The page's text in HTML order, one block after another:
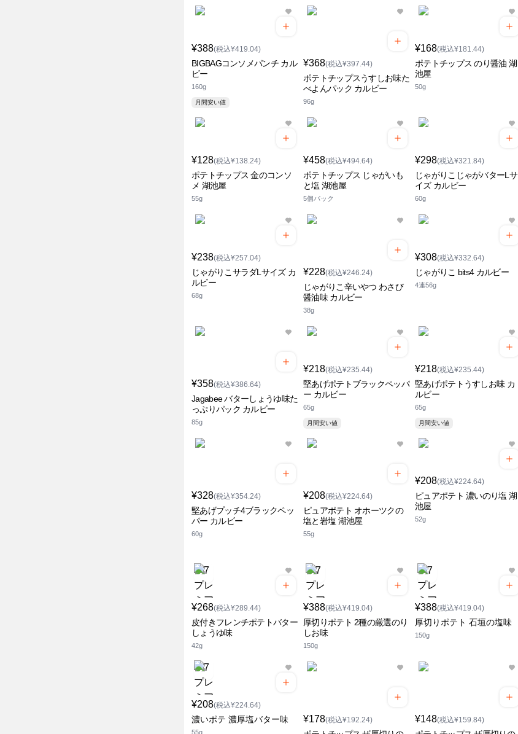
¥388(税込¥419.04)
BIGBAGコンソメパンチ カル
ビー
160g
月間安い値
¥368(税込¥397.44)
ポテトチップスうすしお味た
べよんパック カルビー
96g
¥168(税込¥181.44)
ポテトチップス のり醤油 湖
池屋
50g
¥128(税込¥138.24)
ポテトチップス 金のコンソ
メ 湖池屋
55g
¥458(税込¥494.64)
ポテトチップス じゃがいも
と塩 湖池屋
5個パック
¥298(税込¥321.84)
じゃがりこじゃがバターLサ
イズ カルビー
60g
¥238(税込¥257.04)
じゃがりこサラダLサイズ カ
ルビー
68g
¥228(税込¥246.24)
じゃがりこ辛いやつ わさび
醤油味 カルビー
38g
¥308(税込¥332.64)
じゃがりこ bits4 カルビー
4連56g
¥358(税込¥386.64)
Jagabee バターしょうゆ味た
っぷりパック カルビー
85g
¥218(税込¥235.44)
堅あげポテトブラックペッパ
ー カルビー
65g
月間安い値
¥218(税込¥235.44)
堅あげポテトうすしお味 カ
ルビー
65g
月間安い値
¥328(税込¥354.24)
堅あげプッチ4ブラックペッ
パー カルビー
60g
¥208(税込¥224.64)
ピュアポテト オホーツクの
塩と岩塩 湖池屋
55g
¥208(税込¥224.64)
ピュアポテト 濃いのり塩 湖
池屋
52g
¥268(税込¥289.44)
皮付きフレンチポテトバター
しょうゆ味
42g
¥388(税込¥419.04)
厚切りポテト 2種の厳選のり
しお味
150g
¥388(税込¥419.04)
厚切りポテト 石垣の塩味
150g
¥208(税込¥224.64)
濃いポテ 濃厚塩バター味
55g
¥178(税込¥192.24) ¥148(税込¥159.84)